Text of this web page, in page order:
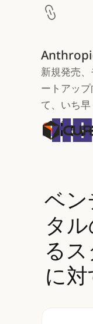
新規発売
ートアッ
て、いち早
ベ
タ
る
に